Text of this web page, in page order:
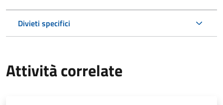
Divieti specifici
Attività correlate